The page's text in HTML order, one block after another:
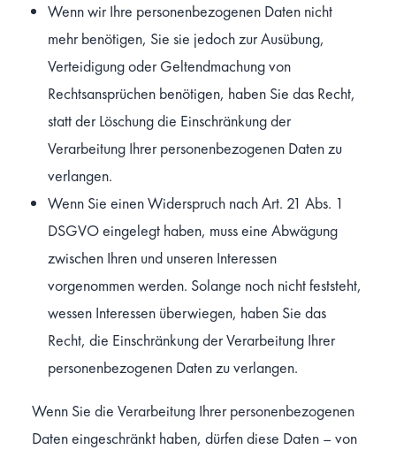
Wenn wir Ihre personenbezogenen Daten nicht
mehr benötigen, Sie sie jedoch zur Ausübung,
Verteidigung oder Geltendmachung von
Rechtsansprüchen benötigen, haben Sie das Recht,
statt der Löschung die Einschränkung der
Verarbeitung Ihrer personenbezogenen Daten zu
verlangen.
Wenn Sie einen Widerspruch nach Art. 21 Abs. 1
DSGVO eingelegt haben, muss eine Abwägung
zwischen Ihren und unseren Interessen
vorgenommen werden. Solange noch nicht feststeht,
wessen Interessen überwiegen, haben Sie das
Recht, die Einschränkung der Verarbeitung Ihrer
personenbezogenen Daten zu verlangen.
Wenn Sie die Verarbeitung Ihrer personenbezogenen
Daten eingeschränkt haben, dürfen diese Daten – von